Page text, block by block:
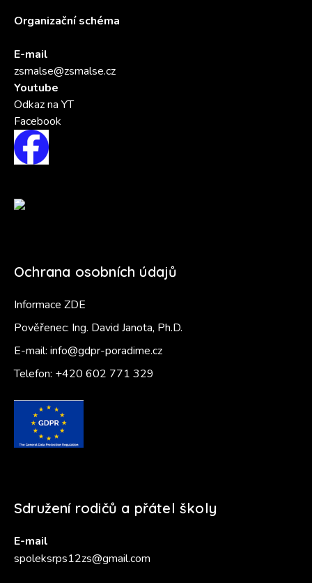
Organizační schéma
E-mail
zsmalse@zsmalse.cz
Youtube
Odkaz na YT
Facebook
Ochrana osobních údajů
Informace ZDE
Pověřenec: Ing. David Janota, Ph.D.
E-mail: info@gdpr-poradime.cz
Telefon: +420 602 771 329
Sdružení rodičů a přátel školy
E-mail
spoleksrps12zs@gmail.com